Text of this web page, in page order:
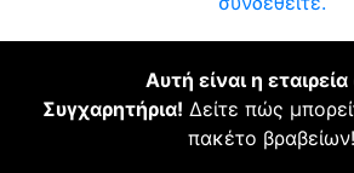
Αυτή είναι η
Συγχαρητήρια! Δείτε πώς
πακέτο βραβείων!